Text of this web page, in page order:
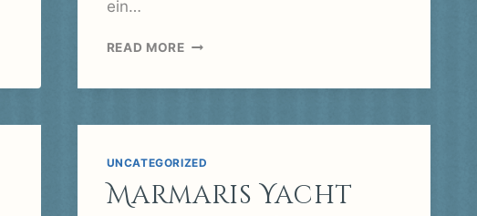
ein…
READ MOREGÖCEK,
UNCATEGORIZED
Marmaris Yacht